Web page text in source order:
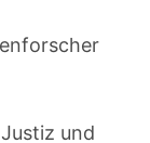
und